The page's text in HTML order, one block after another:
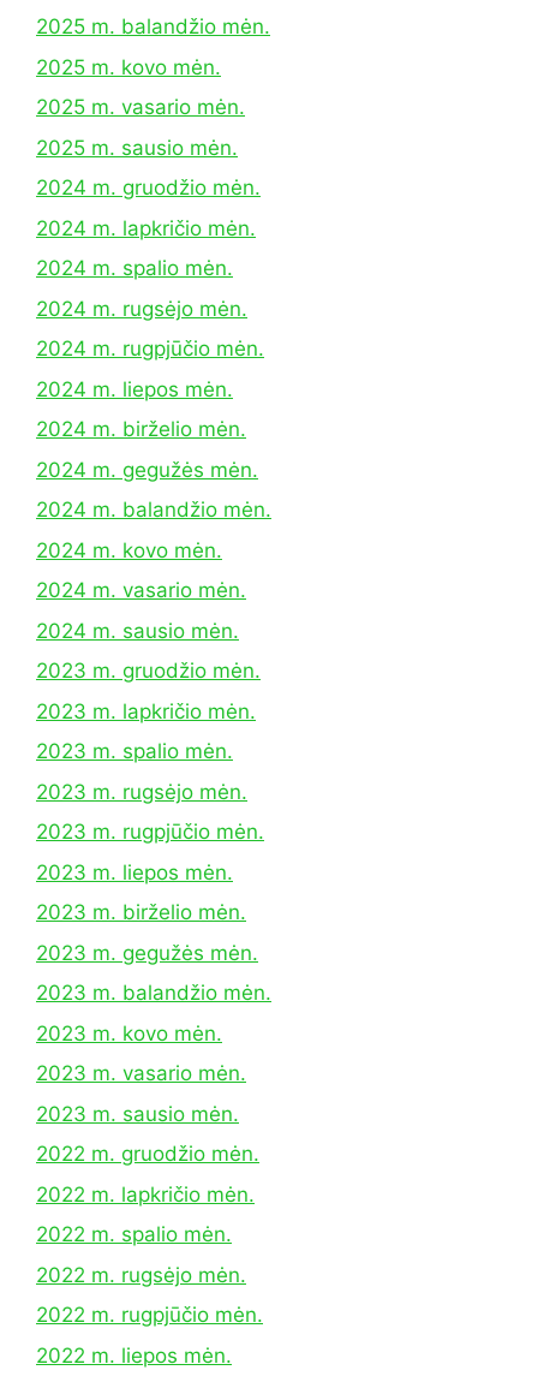
2025 m. balandžio mėn.
2025 m. kovo mėn.
2025 m. vasario mėn.
2025 m. sausio mėn.
2024 m. gruodžio mėn.
2024 m. lapkričio mėn.
2024 m. spalio mėn.
2024 m. rugsėjo mėn.
2024 m. rugpjūčio mėn.
2024 m. liepos mėn.
2024 m. birželio mėn.
2024 m. gegužės mėn.
2024 m. balandžio mėn.
2024 m. kovo mėn.
2024 m. vasario mėn.
2024 m. sausio mėn.
2023 m. gruodžio mėn.
2023 m. lapkričio mėn.
2023 m. spalio mėn.
2023 m. rugsėjo mėn.
2023 m. rugpjūčio mėn.
2023 m. liepos mėn.
2023 m. birželio mėn.
2023 m. gegužės mėn.
2023 m. balandžio mėn.
2023 m. kovo mėn.
2023 m. vasario mėn.
2023 m. sausio mėn.
2022 m. gruodžio mėn.
2022 m. lapkričio mėn.
2022 m. spalio mėn.
2022 m. rugsėjo mėn.
2022 m. rugpjūčio mėn.
2022 m. liepos mėn.